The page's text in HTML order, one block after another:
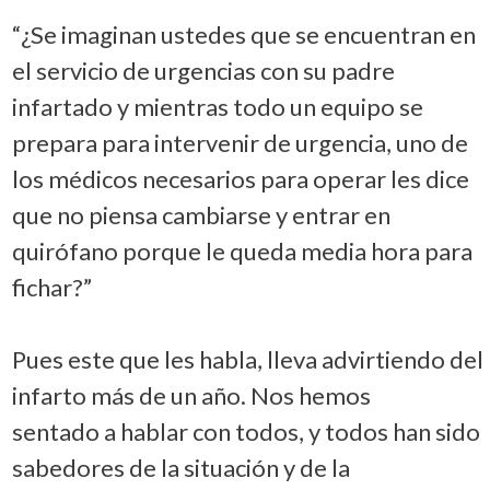
“¿Se imaginan ustedes que se encuentran en
el servicio de urgencias con su padre
infartado y mientras todo un equipo se
prepara para intervenir de urgencia, uno de
los médicos necesarios para operar les dice
que no piensa cambiarse y entrar en
quirófano porque le queda media hora para
fichar?”
Pues este que les habla, lleva advirtiendo del
infarto más de un año. Nos hemos
sentado a hablar con todos, y todos han sido
sabedores de la situación y de la